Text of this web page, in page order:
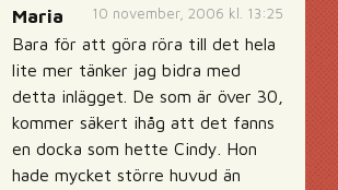
10 november, 2006 kl. 13:25
Maria
Bara för att göra röra till det hela
lite mer tänker jag bidra med
detta inlägget. De som är över 30,
kommer säkert ihåg att det fanns
en docka som hette Cindy. Hon
hade mycket större huvud än